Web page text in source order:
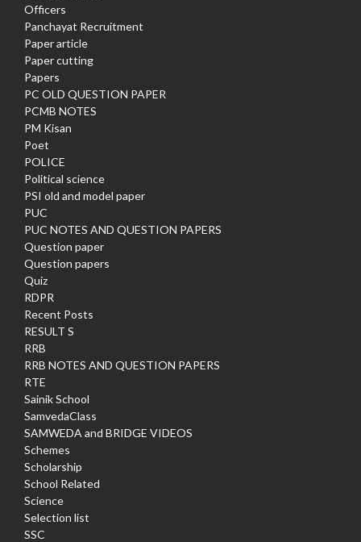
Officers
Panchayat Recruitment
Paper article
Paper cutting
Papers
PC OLD QUESTION PAPER
PCMB NOTES
PM Kisan
Poet
POLICE
Political science
PSI old and model paper
PUC
PUC NOTES AND QUESTION PAPERS
Question paper
Question papers
Quiz
RDPR
Recent Posts
RESULT S
RRB
RRB NOTES AND QUESTION PAPERS
RTE
Sainik School
SamvedaClass
SAMWEDA and BRIDGE VIDEOS
Schemes
Scholarship
School Related
Science
Selection list
SSC